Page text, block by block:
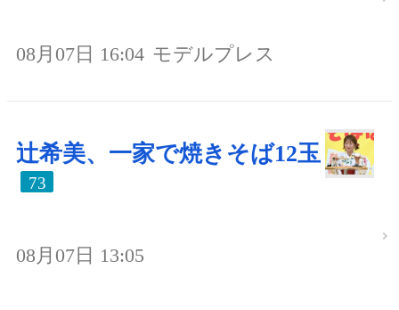
08月07日 16:04 モデルプレス
辻希美、一家で焼きそば12玉
73
08月07日 13:05